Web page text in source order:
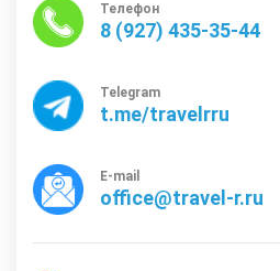
Телефон
8 (927) 435-35-44
Telegram
t.me/travelrru
E-mail
office@travel-r.ru